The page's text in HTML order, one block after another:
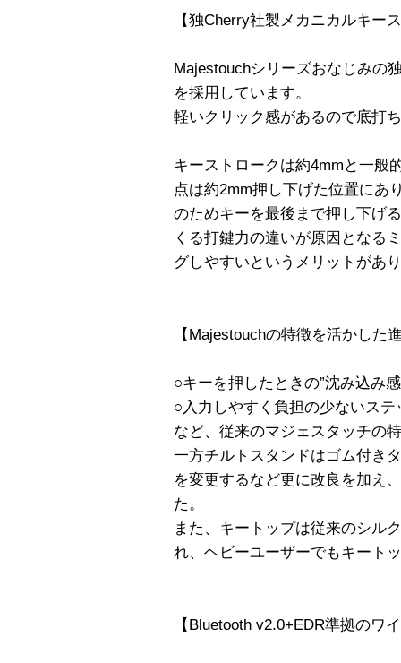
【独Cherry社製メカニカルキー
Majestouchシリーズおなじみの
を採用しています。
軽いクリック感があるので底打
キーストロークは約4mmと一般
点は約2mm押し下げた位置にあ
のためキーを最後まで押し下げ
くる打鍵力の違いが原因となる
グしやすいというメリットがあ
【Majestouchの特徴を活かした
○キーを押したときの”沈み込み
○入力しやすく負担の少ないス
など、従来のマジェスタッチの
一方チルトスタンドはゴム付き
を変更するなど更に改良を加え
た。
また、キートップは従来のシル
れ、ヘビーユーザーでもキート
【Bluetooth v2.0+EDR準拠のワ